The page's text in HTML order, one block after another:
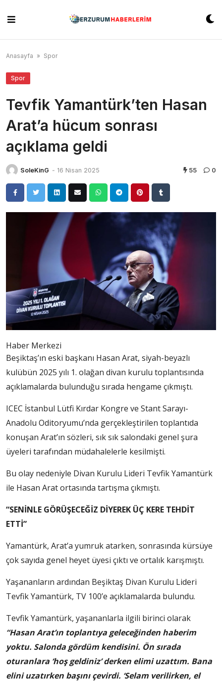
content
Anasayfa » Spor
Spor
Tevfik Yamantürk’ten Hasan
Arat’a hücum sonrası
açıklama geldi
SoleKinG - 16 Nisan 2025 55 0
Haber Merkezi
Beşiktaş’ın eski başkanı Hasan Arat, siyah-beyazlı
kulübün 2025 yılı 1. olağan divan kurulu toplantısında
açıklamalarda bulunduğu sırada hengame çıkmıştı.
ICEC İstanbul Lütfi Kırdar Kongre ve Stant Sarayı-
Anadolu Oditoryumu’nda gerçekleştirilen toplantıda
konuşan Arat’ın sözleri, sık sık salondaki genel şura
üyeleri tarafından müdahalelerle kesilmişti.
Bu olay nedeniyle Divan Kurulu Lideri Tevfik Yamantürk
ile Hasan Arat ortasında tartışma çıkmıştı.
“SENİNLE GÖRÜŞECEĞİZ DİYEREK ÜÇ KERE TEHDİT
ETTİ”
Yamantürk, Arat’a yumruk atarken, sonrasında kürsüye
çok sayıda genel heyet üyesi çıktı ve ortalık karışmıştı.
Yaşananların ardından Beşiktaş Divan Kurulu Lideri
Tevfik Yamantürk, TV 100’e açıklamalarda bulundu.
Tevfik Yamantürk, yaşananlarla ilgili birinci olarak
“Hasan Arat’ın toplantıya geleceğinden haberim
yoktu. Salonda gördüm kendisini. Ön sırada
oturanlara ‘hoş geldiniz’ derken elimi uzattım. Bana
elini uzatırken başını çevirdi. ‘Selam verilirken, el